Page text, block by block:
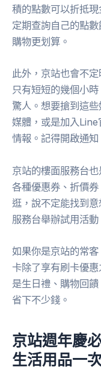
積的點數可以折抵
定期查詢自己的點
購物更划算。
此外，京站也會不
只有短短的幾個小
驚人。想要搶到這
媒體，或是加入
情報。記得開啟通知
京站的樓面服務台
各種優惠券、折價
逛，說不定能找到
服務台舉辦試用活
如果你是京站的常
卡除了享有刷卡優
是生日禮、購物回
省下不少錢。
京站週年慶
生活用品一